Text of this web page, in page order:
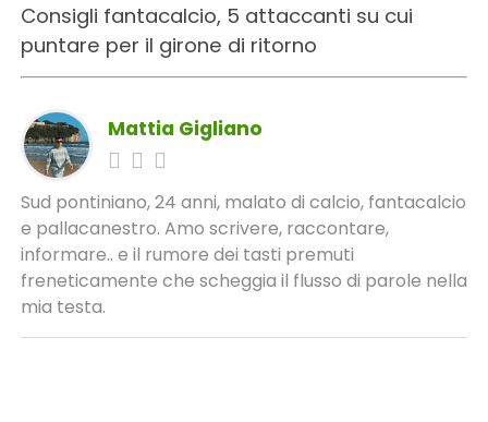
Consigli fantacalcio, 5 attaccanti su cui
puntare per il girone di ritorno
Mattia Gigliano
Sud pontiniano, 24 anni, malato di calcio, fantacalcio
e pallacanestro. Amo scrivere, raccontare,
informare.. e il rumore dei tasti premuti
freneticamente che scheggia il flusso di parole nella
mia testa.